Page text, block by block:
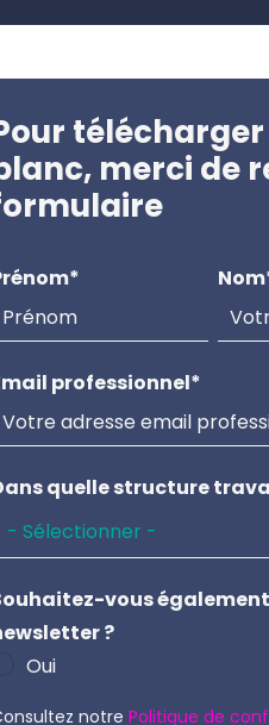
merci de
* Nom
professionnel*
quelle structure
vous
?
Oui
notrePolitique de